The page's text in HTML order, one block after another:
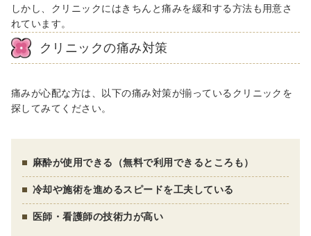
しかし、クリニックにはきちんと痛みを緩和する方法も用意さ
れています。
クリニックの痛み対策
痛みが心配な方は、以下の痛み対策が揃っているクリニックを
探してみてください。
麻酔が使用できる（無料で利用できるところも）
冷却や施術を進めるスピードを工夫している
医師・看護師の技術力が高い